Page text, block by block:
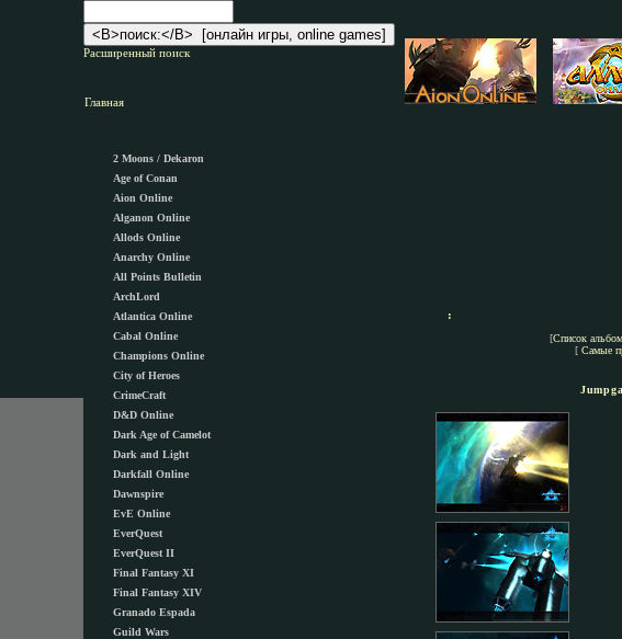
Расширенный поиск
Главная
2 Moons / Dekaron
Age of Conan
Aion Online
Alganon Оnline
Allods Online
Anarchy Online
All Points Bulletin
ArchLord
Atlantica Online
Cabal Online
Champions Online
City of Heroes
CrimeCraft
D&D Online
Dark Age of Camelot
Dark and Light
Darkfall Online
Dawnspire
EvE Online
EverQuest
EverQuest II
Final Fantasy XI
Final Fantasy XIV
Granado Espada
Guild Wars
:
[Список
[ Самые